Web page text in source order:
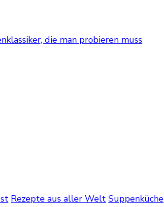
die man probieren muss
Rezepte aus aller Welt Suppenküche